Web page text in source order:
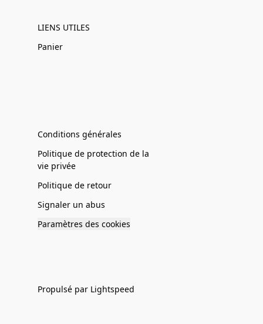
LIENS UTILES
Panier
Conditions générales
Politique de protection de la
vie privée
Politique de retour
Signaler un abus
Paramètres des cookies
Propulsé par Lightspeed